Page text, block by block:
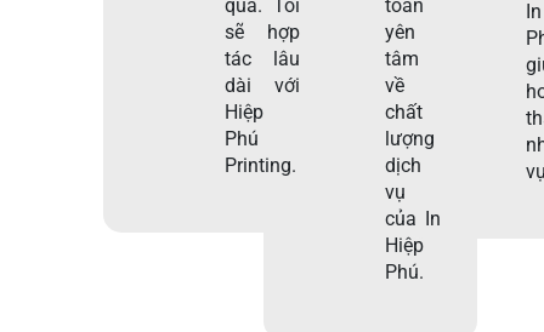
quả. Tôi
sẽ hợp
tác lâu
dài với
Hiệp
Phú
Printing.
toàn
yên
tâm
về
chất
lượng
dịch
vụ
của In
Hiệp
Phú.